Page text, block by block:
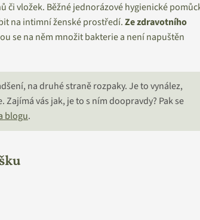
vložek. Běžné jednorázové hygienické
na intimní ženské prostředí.Ze zdravotního
se na něm množit bakterie a není napuštěn
na druhé straně rozpaky. Je to vynález,
vás jak, je to s ním doopravdy? Pak se
blogu.